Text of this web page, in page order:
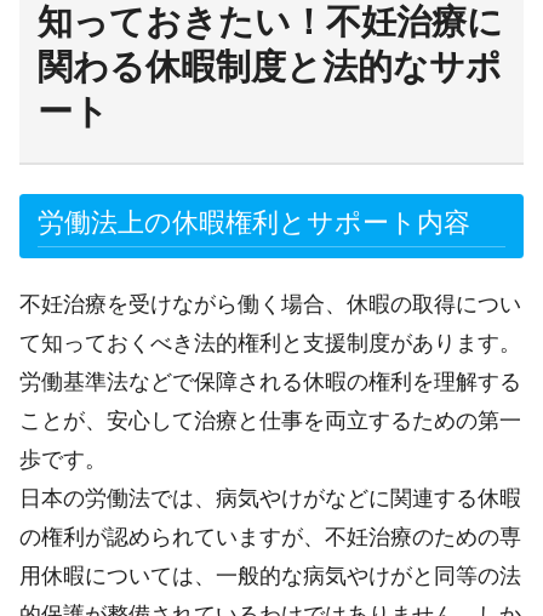
知っておきたい！不妊治療に
関わる休暇制度と法的なサポ
ート
労働法上の休暇権利とサポート内容
不妊治療を受けながら働く場合、休暇の取得につい
て知っておくべき法的権利と支援制度があります。
労働基準法などで保障される休暇の権利を理解する
ことが、安心して治療と仕事を両立するための第一
歩です。
日本の労働法では、病気やけがなどに関連する休暇
の権利が認められていますが、不妊治療のための専
用休暇については、一般的な病気やけがと同等の法